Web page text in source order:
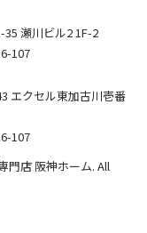
瀬川ビル2 1F-2
107
エクセル東加古川壱番
107
門店 阪神ホーム. All